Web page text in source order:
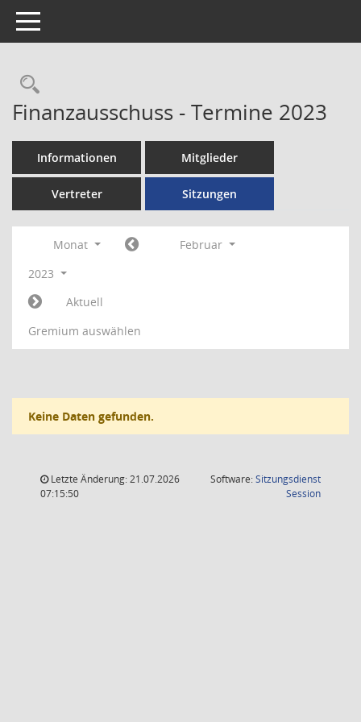
Toggle navigation
Rechercheauswahl
Finanzausschuss - Termine 2023
Informationen Mitglieder
Vertreter Sitzungen
Monat
Februar
2023
Aktuell
Gremium auswählen
Keine Daten gefunden.
Letzte Änderung: 21.07.2026
07:15:50
Software:Sitzungsdienst
Session(Wird in